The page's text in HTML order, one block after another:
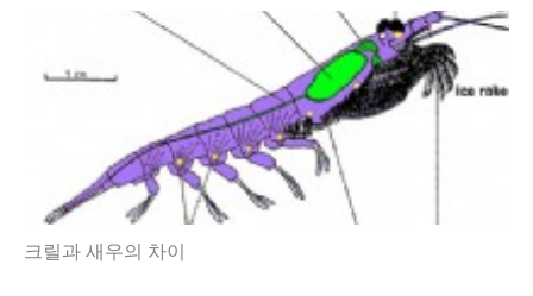
크릴과 새우의 차이